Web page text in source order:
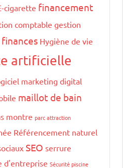
cigarette financement
comptable gestion
Hygiène de vie
artificielle
marketing digital
maillot de bain
montre parc attraction
Référencement naturel
SEO serrure
d'entreprise Sécurité piscine